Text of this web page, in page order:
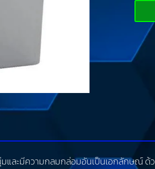
มและมีความกลมกล่อมอันเป็นเอกลักษ